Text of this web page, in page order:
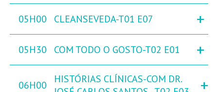
05H00 CLEANSEVEDA-T01 E07 +
05H30 COM TODO O GOSTO-T02 E01 +
06H00
HISTÓRIAS CLÍNICAS-COM DR.
+